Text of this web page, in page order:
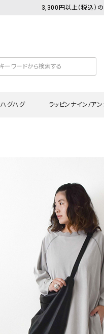
3,300円以上（税込）
ハグハグ
ロン
その
ラッピンナイン/ア
タンクトップ・キャミソール
デニムパンツ
その他のパンツ